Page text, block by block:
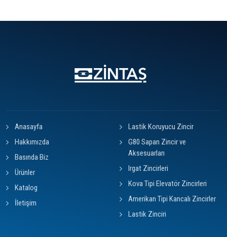
Anasayfa
Hakkımızda
Basında Biz
Ürünler
Katalog
İletişim
Lastik Koruyucu Zincir
G80 Sapan Zincir ve
Aksesuarları
Irgat Zincirleri
Kova Tipi Elevatör Zincirleri
Amerikan Tipi Kancalı Zincirler
Lastik Zinciri